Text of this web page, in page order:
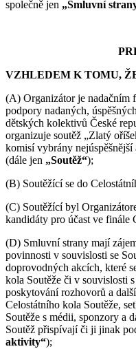
společně jen „Smluvní
VZHLEDEM K TOMU,
(A) Organizátor je nadačním
podpory nadaných,
dětských kolektivů České
organizuje soutěž „Zlatý
komisí vybrány
(dále jen „Soutěž“);
(B) Soutěžící se do
(C) Soutěžící byl
kandidáty pro účast ve finále
(D) Smluvní strany mají
povinnosti v souvislosti se
doprovodných akcích, které
kola Soutěže či v souvislosti
poskytování rozhovorů a
Celostátního kola Soutěže,
Soutěže s médii, sponzory a
Soutěž přispívají či ji jinak
aktivity“);